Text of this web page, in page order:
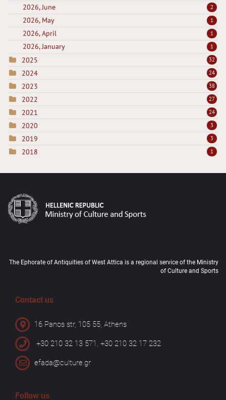
2026, June 2
2026, May 1
2026, April 1
2026, January 1
2025 32
2024 24
2023 38
2022 27
2021 24
2020 3
2019 3
2018 1
The Ephorate of Antiquities of West Attica is a regional service of the Ministry
of Culture and Sports
Contact us
16 Panos str, 105 55, Athens
+30 210 32 13 571, +30 210 32 17 232
efada@culture.gr
Follow us